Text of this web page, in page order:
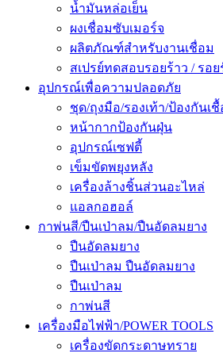
น้ำมันหล่อเย็น
ผงเชื่อมซับเมอร์จ
ผลิตภัณฑ์สำหรับงานเชื่อม
สเปรย์ทดสอบรอยร้าว / รอย
อุปกรณ์เพื่อความปลอดภัย
ชุด/ถุงมือ/รองเท้า/ป้องกันเ
หน้ากากป้องกันฝุ่น
อุปกรณ์เซฟตี้
เข็มขัดพยุงหลัง
เครื่องล้างชิ้นส่วนอะไหล่
แอลกอฮอล์
กาพ่นสี/ปืนเป่าลม/ปืนอัดลมยาง
ปืนอัดลมยาง
ปืนเป่าลม ปืนอัดลมยาง
ปืนเป่าลม
กาพ่นสี
เครื่องมือไฟฟ้า/POWER TOOLS
เครื่องขัดกระดาษทราย